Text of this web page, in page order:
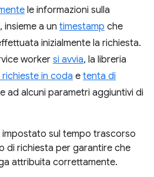
le informazioni sulla
, insieme a un timestamp che
inizialmente la richiesta.
worker si avvia, la libreria
in coda e tenta di
ad alcuni parametri aggiuntivi di
impostato sul tempo trascorso
di richiesta per garantire che
attribuita correttamente.